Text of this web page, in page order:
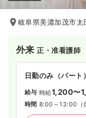
岐阜県美濃加茂市太
外来正・准看護師
日勤のみ（パート）
給与 時給1,200〜
時間 8:00～13:00